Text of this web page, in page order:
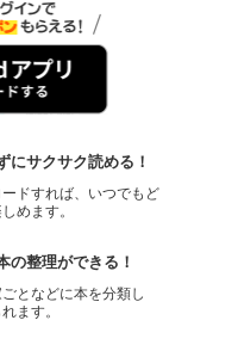
にサクサク読める！
ドすれば、いつでもど
めます。
の整理ができる！
となどに本を分類し
ます。